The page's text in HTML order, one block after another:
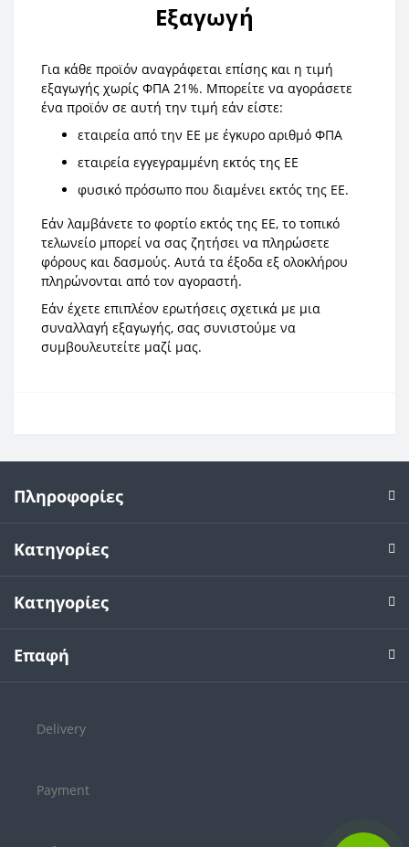
Εξαγωγή
Για κάθε προϊόν αναγράφεται επίσης και η τιμή
εξαγωγής χωρίς ΦΠΑ 21%. Μπορείτε να αγοράσετε
ένα προϊόν σε αυτή την τιμή εάν είστε:
εταιρεία από την ΕΕ με έγκυρο αριθμό ΦΠΑ
εταιρεία εγγεγραμμένη εκτός της ΕΕ
φυσικό πρόσωπο που διαμένει εκτός της ΕΕ.
Εάν λαμβάνετε το φορτίο εκτός της ΕΕ, το τοπικό
τελωνείο μπορεί να σας ζητήσει να πληρώσετε
φόρους και δασμούς. Αυτά τα έξοδα εξ ολοκλήρου
πληρώνονται από τον αγοραστή.
Εάν έχετε επιπλέον ερωτήσεις σχετικά με μια
συναλλαγή εξαγωγής, σας συνιστούμε να
συμβουλευτείτε μαζί μας.
Πληροφορίες
Κατηγορίες
Κατηγορίες
Επαφή
Delivery
Payment